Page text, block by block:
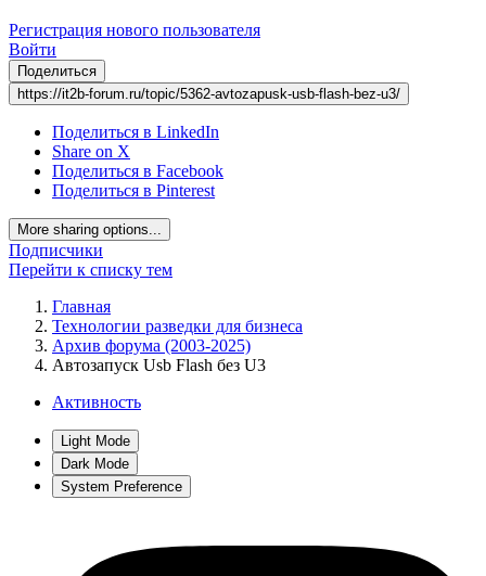
Регистрация нового пользователя
Войти
Поделиться
https://it2b-forum.ru/topic/5362-avtozapusk-usb-flash-bez-u3/
Поделиться в LinkedIn
Share on X
Поделиться в Facebook
Поделиться в Pinterest
More sharing options...
Подписчики
Перейти к списку тем
Главная
Технологии разведки для бизнеса
Архив форума (2003-2025)
Автозапуск Usb Flash без U3
Активность
Light Mode
Dark Mode
System Preference